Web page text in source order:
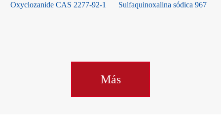
Oxyclozanide CAS 2277-92-1 Sulfaquinoxalina sódica 967
Más